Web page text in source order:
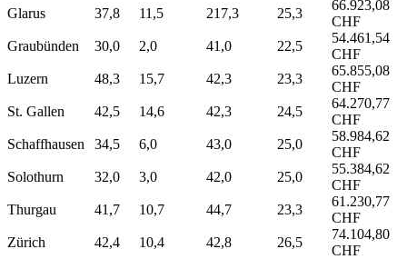
Glarus
37,8 11,5 217,3 25,3
66.923,08
CHF
Graubünden
30,0 2,0 41,0 22,5
54.461,54
CHF
Luzern
48,3 15,7 42,3 23,3
65.855,08
CHF
St. Gallen
42,5 14,6 42,3 24,5
64.270,77
CHF
Schaffhausen
34,5 6,0 43,0 25,0
58.984,62
CHF
Solothurn
32,0 3,0 42,0 25,0
55.384,62
CHF
Thurgau
41,7 10,7 44,7 23,3
61.230,77
CHF
Zürich
42,4 10,4 42,8 26,5
74.104,80
CHF